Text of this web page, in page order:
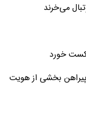
می‌خرند
شکست خورد
پیراهن بخشی از هویت